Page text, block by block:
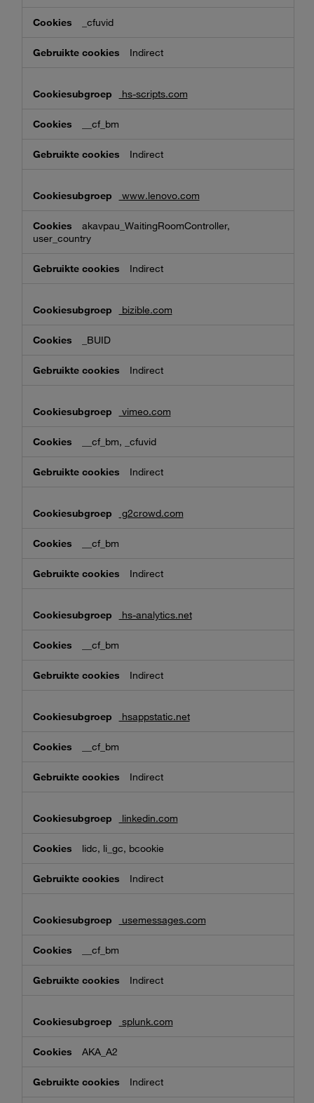
_cfuvid
Indirect
hs-scripts.com
__cf_bm
Indirect
www.lenovo.com
akavpau_WaitingRoomController,
user_country
Indirect
bizible.com
_BUID
Indirect
vimeo.com
__cf_bm, _cfuvid
Indirect
g2crowd.com
__cf_bm
Indirect
hs-analytics.net
__cf_bm
Indirect
hsappstatic.net
__cf_bm
Indirect
linkedin.com
lidc, li_gc, bcookie
Indirect
usemessages.com
__cf_bm
Indirect
splunk.com
AKA_A2
Indirect